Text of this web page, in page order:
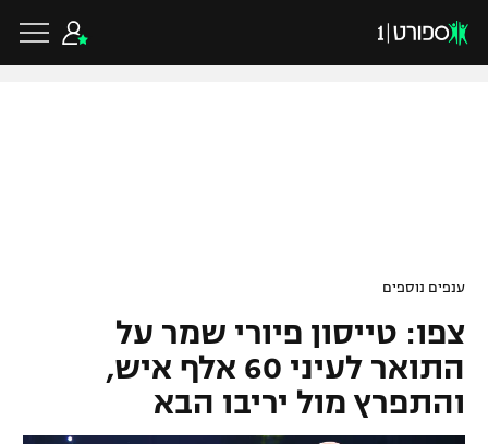
גביע הטוטו
ליגיונרים
ליגת האלופות
ליגה אירופית
ליגה אנגלית
כדורסל ישראלי
ליגת ווינר סל
כדורסל עולמי
ענפים נוספים
צפו: טייסון פיורי שמר על
התואר לעיני 60 אלף איש,
והתפרץ מול יריבו הבא